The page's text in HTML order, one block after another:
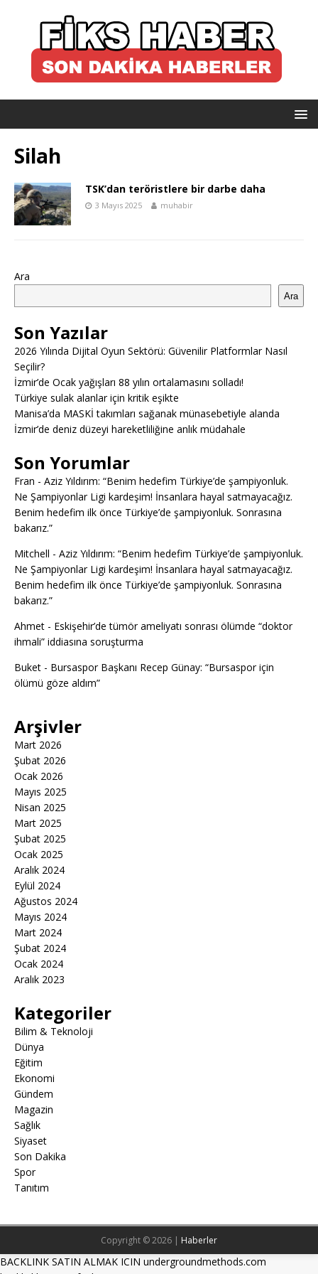
Silah
TSK’dan teröristlere bir darbe daha
3 Mayıs 2025 muhabir
Ara
Ara
Son Yazılar
2026 Yılında Dijital Oyun Sektörü: Güvenilir Platformlar Nasıl
Seçilir?
İzmir’de Ocak yağışları 88 yılın ortalamasını solladı!
Türkiye sulak alanlar için kritik eşikte
Manisa’da MASKİ takımları sağanak münasebetiyle alanda
İzmir’de deniz düzeyi hareketliliğine anlık müdahale
Son Yorumlar
Fran - Aziz Yıldırım: “Benim hedefim Türkiye’de şampiyonluk.
Ne Şampiyonlar Ligi kardeşim! İnsanlara hayal satmayacağız.
Benim hedefim ilk önce Türkiye’de şampiyonluk. Sonrasına
bakarız.”
Mitchell - Aziz Yıldırım: “Benim hedefim Türkiye’de şampiyonluk.
Ne Şampiyonlar Ligi kardeşim! İnsanlara hayal satmayacağız.
Benim hedefim ilk önce Türkiye’de şampiyonluk. Sonrasına
bakarız.”
Ahmet - Eskişehir’de tümör ameliyatı sonrası ölümde “doktor
ihmali” iddiasına soruşturma
Buket - Bursaspor Başkanı Recep Günay: “Bursaspor için
ölümü göze aldım”
Arşivler
Mart 2026
Şubat 2026
Ocak 2026
Mayıs 2025
Nisan 2025
Mart 2025
Şubat 2025
Ocak 2025
Aralık 2024
Eylül 2024
Ağustos 2024
Mayıs 2024
Mart 2024
Şubat 2024
Ocak 2024
Aralık 2023
Kategoriler
Bilim & Teknoloji
Dünya
Eğitim
Ekonomi
Gündem
Magazin
Sağlık
Siyaset
Son Dakika
Spor
Tanıtım
Copyright © 2026 | Haberler
BACKLINK SATIN ALMAK ICIN undergroundmethods.com